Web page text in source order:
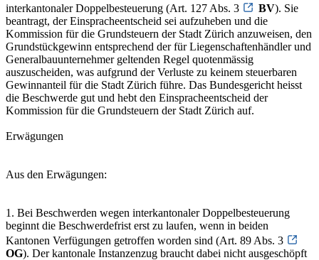
interkantonaler Doppelbesteuerung (Art. 127 Abs. 3
BV). Sie
beantragt, der Einspracheentscheid sei aufzuheben und die
Kommission für die Grundsteuern der Stadt Zürich anzuweisen, den
Grundstückgewinn entsprechend der für Liegenschaftenhändler und
Generalbauunternehmer geltenden Regel quotenmässig
auszuscheiden, was aufgrund der Verluste zu keinem steuerbaren
Gewinnanteil für die Stadt Zürich führe. Das Bundesgericht heisst
die Beschwerde gut und hebt den Einspracheentscheid der
Kommission für die Grundsteuern der Stadt Zürich auf.
Erwägungen
Aus den Erwägungen:
1. Bei Beschwerden wegen interkantonaler Doppelbesteuerung
beginnt die Beschwerdefrist erst zu laufen, wenn in beiden
Kantonen Verfügungen getroffen worden sind (Art. 89 Abs. 3
OG). Der kantonale Instanzenzug braucht dabei nicht ausgeschöpft